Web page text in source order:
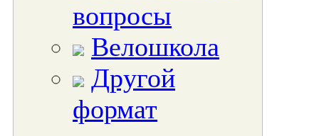
вопросы
Велошкола
Другой
формат